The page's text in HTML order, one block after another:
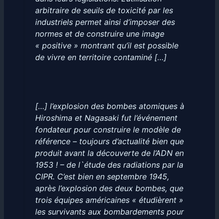
arbitraire de seuils de toxicité par les
industriels permet ainsi d’imposer des
normes et de construire une image
« positive » montrant qu’il est possible
de vivre en territoire contaminé […]
[…] l’explosion des bombes atomiques à
Hiroshima et Nagasaki fut l’événement
fondateur pour construire le modèle de
référence – toujours d’actualité bien que
produit avant la découverte de l’ADN en
1953 ! – de l`étude des radiations par la
CIPR. C’est bien en septembre 1945,
après l’explosion des deux bombes, que
trois équipes américaines « étudièrent »
les survivants aux bombardements pour